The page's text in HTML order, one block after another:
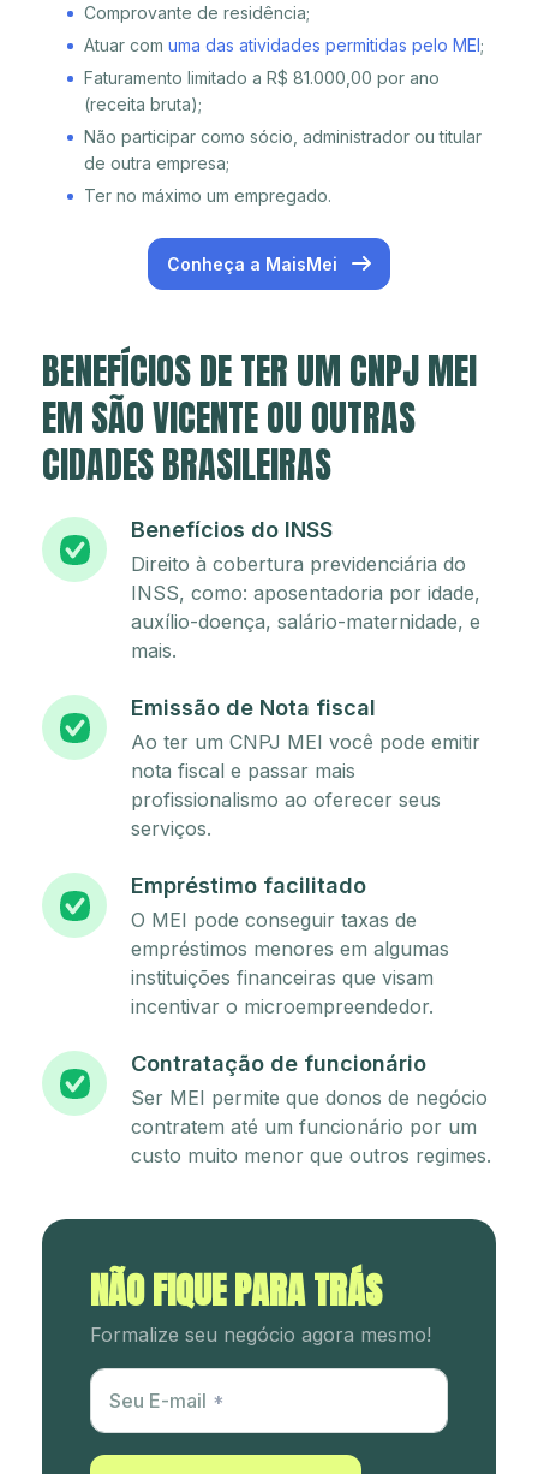
Comprovante de residência;
Atuar com uma das atividades permitidas pelo MEI;
Faturamento limitado a R$ 81.000,00 por ano
(receita bruta);
Não participar como sócio, administrador ou titular
de outra empresa;
Ter no máximo um empregado.
Conheça a MaisMei
BENEFÍCIOS DE TER UM CNPJ MEI
EM SÃO VICENTE OU OUTRAS
CIDADES BRASILEIRAS
Benefícios do INSS
Direito à cobertura previdenciária do
INSS, como: aposentadoria por idade,
auxílio-doença, salário-maternidade, e
mais.
Emissão de Nota fiscal
Ao ter um CNPJ MEI você pode emitir
nota fiscal e passar mais
profissionalismo ao oferecer seus
serviços.
Empréstimo facilitado
O MEI pode conseguir taxas de
empréstimos menores em algumas
instituições financeiras que visam
incentivar o microempreendedor.
Contratação de funcionário
Ser MEI permite que donos de negócio
contratem até um funcionário por um
custo muito menor que outros regimes.
NÃO FIQUE PARA TRÁS
Formalize seu negócio agora mesmo!
Utm Content
Seu E-mail